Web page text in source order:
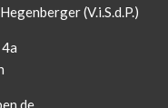
(V.i.S.d.P.)